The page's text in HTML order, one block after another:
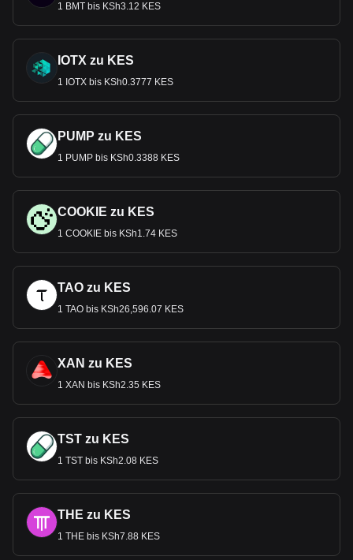
1 BMT bis KSh3.12 KES
IOTX zu KES
1 IOTX bis KSh0.3777 KES
PUMP zu KES
1 PUMP bis KSh0.3388 KES
COOKIE zu KES
1 COOKIE bis KSh1.74 KES
TAO zu KES
1 TAO bis KSh26,596.07 KES
XAN zu KES
1 XAN bis KSh2.35 KES
TST zu KES
1 TST bis KSh2.08 KES
THE zu KES
1 THE bis KSh7.88 KES